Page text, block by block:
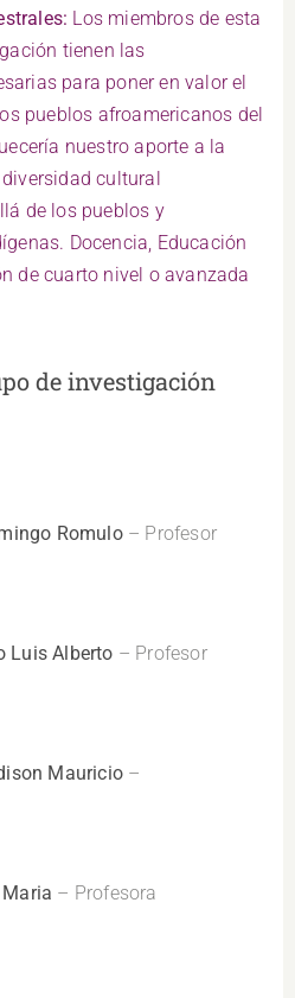
Los miembros de esta
tienen las
para poner en valor el
pueblos afroamericanos del
nuestro aporte a la
cultural
de los pueblos y
Docencia, Educación
de cuarto nivel o avanzada
de investigación
Romulo– Profesor
Luis Alberto – Profesor
Mauricio –
– Profesora